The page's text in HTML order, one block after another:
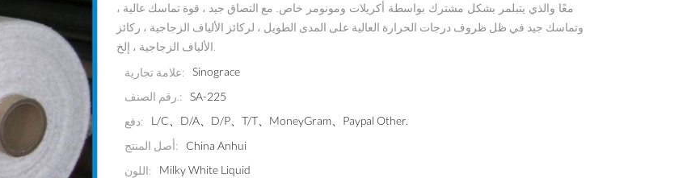
معًا والذي يتبلمر بشكل مشترك بواسطة أكريلات ومونومر خاص. مع التصاق جيد ، قوة تماسك عالية ،
وتماسك جيد في ظل ظروف درجات الحرارة العالية على المدى الطويل ، لركائز الألياف الزجاجية ، ركائز
علامة تجارية:
Sinograce
رقم الصنف.:
SA-225
دفع:
L/C、D/A、D/P、T/T、MoneyGram、Paypal Other.
أصل المنتج:
China Anhui
اللون:
Milky White Liquid